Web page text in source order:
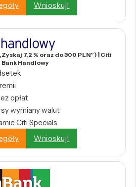
Wnioskuj!
7,2 % oraz do 300 PLN”) | Citi
Bank Handlowy
opłat
wymiany walut
Citi Specials
Wnioskuj!